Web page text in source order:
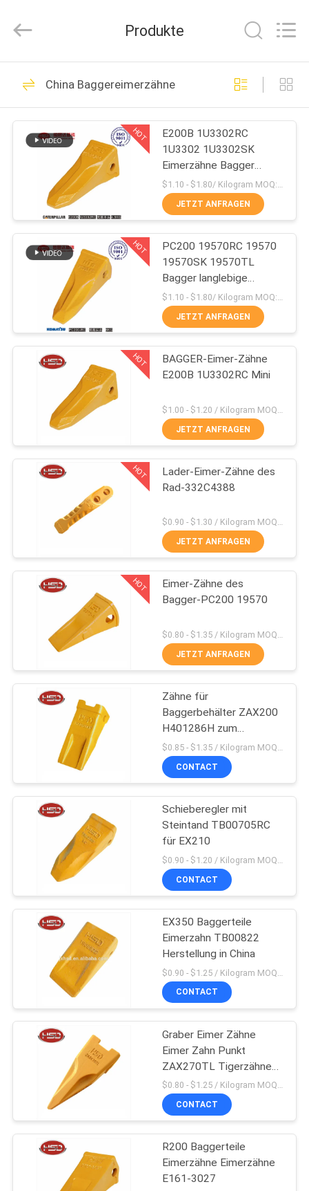
HAUS
PRODUKTE
FABRIK-
AUSFLUG
QUALITÄTSKONTROLLE
TRETEN
VERBINDUNG
FORDERN
ZITAT
SITEMAP
POLICY
Parts
Co.,Ltd.
Reserved.
Baggereimerzähne
765
Bagger-Eimer-
Adapter
114
Bagger-Eimer-
Seiten-Schneider
158
Lader-Eimer-Zähne
41
Trennmaschinen-
Zahn für Bagger
29
Justierbarer
Geberzylinder-
Ventilstößel
Justierbarer Zylinder
15
Baggerluftfilter
Produkte
China Baggereimerzähne
HOT
E200B 1U3302RC
1U3302 1U3302SK
Eimerzähne Bagger
Massenproduktion
$1.10 - $1.80/ Kilogram MOQ:100 Kilogram/Kilograms
JETZT ANFRAGEN
HOT
PC200 19570RC 19570
19570SK 19570TL
Bagger langlebige
Eimerzähne für Komatsu
JETZT ANFRAGEN
HOT
BAGGER-Eimer-Zähne
E200B 1U3302RC Mini
JETZT ANFRAGEN
HOT
Lader-Eimer-Zähne des
Rad-332C4388
$0.90 - $1.30 / Kilogram MOQ:1000 Kilogramm/Kilogramm
JETZT ANFRAGEN
HOT
Eimer-Zähne des
Bagger-PC200 19570
$0.80 - $1.35 / Kilogram MOQ:100 Kilogramm/Kilogramm
JETZT ANFRAGEN
Zähne für
Baggerbehälter ZAX200
H401286H zum
Großhandel
CONTACT
Schieberegler mit
Steintand TB00705RC
für EX210
CONTACT
EX350 Baggerteile
Eimerzahn TB00822
Herstellung in China
CONTACT
Graber Eimer Zähne
Eimer Zahn Punkt
ZAX270TL Tigerzähne
im Verkauf
$0.80 - $1.25 / Kilogram MOQ:100 Kilogramm/Kilogramm
CONTACT
R200 Baggerteile
Eimerzähne Eimerzähne
E161-3027